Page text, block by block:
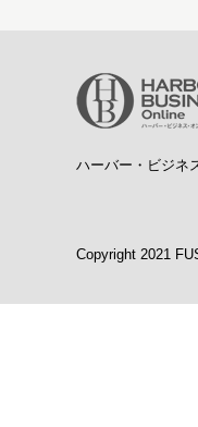
ハーバー・ビジネ
Copyright 2021